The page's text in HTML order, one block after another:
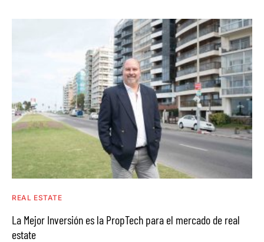
REAL ESTATE
La Mejor Inversión es la PropTech para el mercado de real
estate